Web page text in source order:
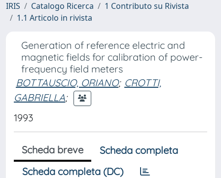
IRIS
Catalogo Ricerca
1 Contributo su Rivista
1.1 Articolo in rivista
Generation of reference electric and
magnetic fields for calibration of power-
frequency field meters
BOTTAUSCIO, ORIANO; CROTTI,
GABRIELLA;
1993
Scheda breve
Scheda completa
Scheda completa (DC)